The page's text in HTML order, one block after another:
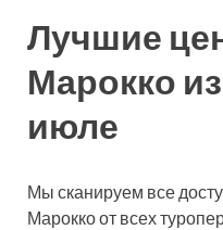
Лучшие
Марокко
июле
Мы сканируем все
Марокко от всех